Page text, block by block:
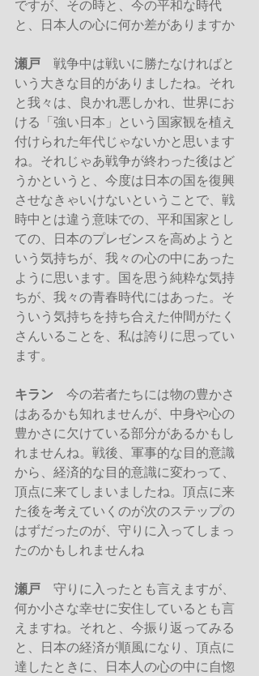
ですが、その時と、今の平和な時代
と、日本人の心に何か差がありますか
瀬戸 戦争中は戦いに勝たなければと
いう大きな目的がありましたね。それ
と我々は、良かれ悪しかれ、世界にお
ける「強い日本」という国家観を植え
付けられた年代じゃないかと思います
ね。それじゃあ戦争が終わった後はど
うかというと、今度は日本の国を復興
させなきゃいけないということで、戦
時中とは違う意味での、平和国家とし
ての、日本のプレゼンスを高めようと
いう気持ちが、我々の心の中にあった
ように思います。国を思う純粋な気持
ちが、我々の青春時代にはあった。そ
ういう気持ちを持ち合えた仲間がたく
さんいることを、私は誇りに思ってい
ます。
キラン 今の若者たちには物の豊かさ
はあるかも知れませんが、中身や心の
豊かさに欠けている部分があるかもし
れませんね。戦後、軍事的な目的意識
から、経済的な目的意識に変わって、
頂点に来てしまいましたね。頂点に来
た後を考えていくのが次のステップの
はずだったのが、守りに入ってしまっ
たのかもしれませんね
瀬戸 守りに入ったとも言えますが、
何か小さな幸せに安住しているとも言
えますね。それと、今振り返ってみる
と、日本の経済が順風になり、頂点に
達したときに、日本人の心の中に自惚